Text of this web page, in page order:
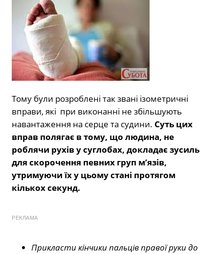
Тому були розроблені так звані ізометричні
вправи, які при виконанні не збільшують
навантаження на серце та судини. Суть цих
вправ полягає в тому, що людина, не
роблячи рухів у суглобах, докладає зусиль
для скорочення певних груп м’язів,
утримуючи їх у цьому стані протягом
кількох секунд.
РЕКЛАМА
Прикласти кінчики пальців правої руки до